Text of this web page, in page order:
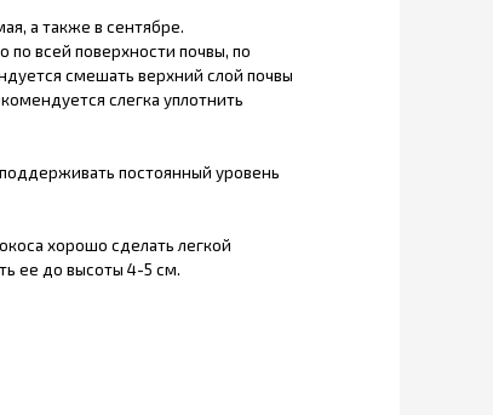
а также в сентябре.
всей поверхности почвы, по
смешать верхний слой почвы
слегка уплотнить
постоянный уровень
хорошо сделать легкой
ее до высоты 4-5 см.